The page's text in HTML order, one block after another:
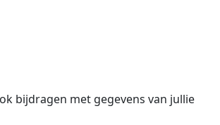
bijdragen met gegevens van jullie